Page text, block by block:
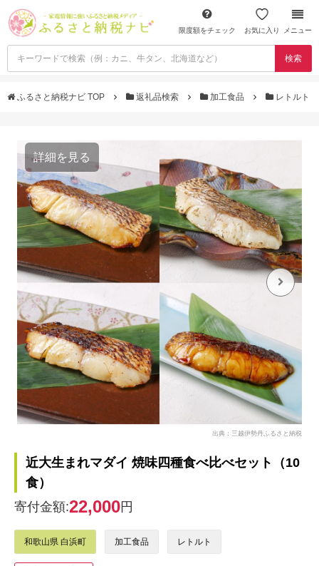
限度額をチェック お気に入り メニュー
検索
ふるさと納税ナビ TOP 返礼品検索 加工食品 レトルト
詳細を見る
出典：三越伊勢丹ふるさと納税
近大生まれマダイ 焼味四種食べ比べセット（10
食）
寄付金額:22,000円
和歌山県 白浜町 加工食品 レトルト